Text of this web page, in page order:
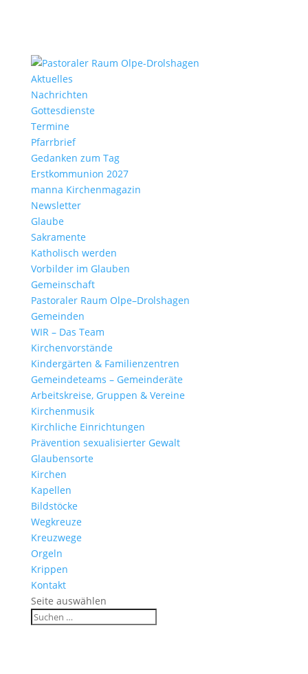
Aktu­elles
Nach­richten
Gottes­dienste
Termine
Pfarr­brief
Gedanken zum Tag
Erst­kom­mu­nion 2027
manna Kirchen­ma­gazin
News­letter
Glaube
Sakra­mente
Katho­lisch werden
Vorbilder im Glauben
Gemein­schaft
Pasto­raler Raum Olpe–Drolshagen
Gemeinden
WIR – Das Team
Kirchen­vor­stände
Kinder­gärten & Familienzentren
Gemein­de­teams – Gemeinderäte
Arbeits­kreise, Gruppen & Vereine
Kirchen­musik
Kirch­liche Einrichtungen
Präven­tion sexua­li­sierter Gewalt
Glau­ben­s­orte
Kirchen
Kapellen
Bild­stöcke
Wegkreuze
Kreuz­wege
Orgeln
Krippen
Kontakt
Seite auswählen